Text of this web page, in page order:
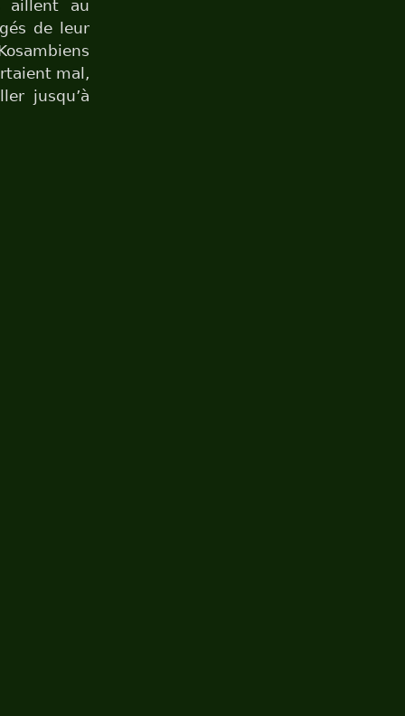
aillent au
de leur
mal,
jusqu’à